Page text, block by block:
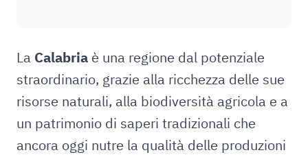
La Calabria è una regione dal potenziale
straordinario, grazie alla ricchezza delle sue
risorse naturali, alla biodiversità agricola e a
un patrimonio di saperi tradizionali che
ancora oggi nutre la qualità delle produzioni